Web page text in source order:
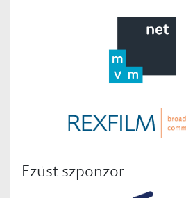
Ezüst szponzor